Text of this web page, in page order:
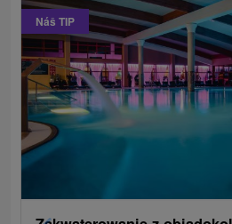
Náš TIP